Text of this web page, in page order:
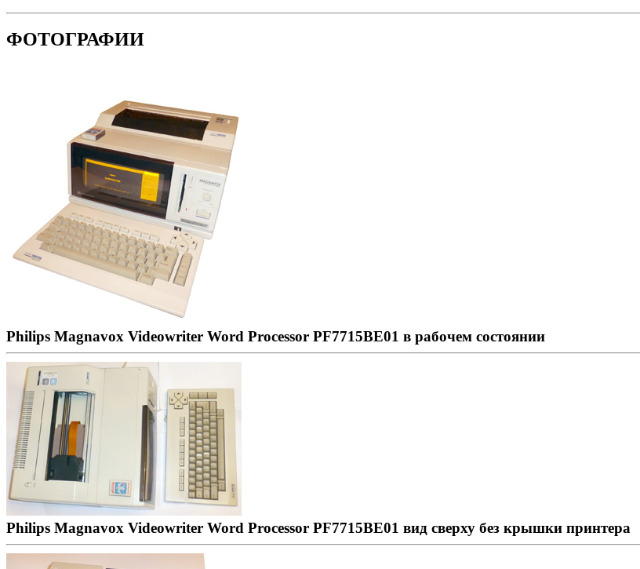
ФОТОГРАФИИ
Philips Magnavox Videowriter Word Processor PF7715BE01 в рабочем состоянии
Philips Magnavox Videowriter Word Processor PF7715BE01 вид сверху без крышки принтера